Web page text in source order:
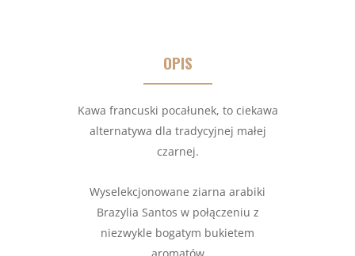
OPIS
Kawa francuski pocałunek, to ciekawa
alternatywa dla tradycyjnej małej
czarnej.
Wyselekcjonowane ziarna arabiki
Brazylia Santos w połączeniu z
niezwykle bogatym bukietem